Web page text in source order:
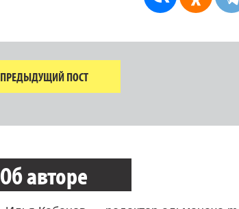
ПРЕДЫДУЩИЙ ПОСТ
Об авторе